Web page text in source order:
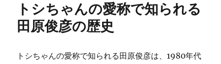
トシちゃんの愛称で知られる
田原俊彦の歴史
トシちゃんの愛称で知られる田原俊彦は、1980年代